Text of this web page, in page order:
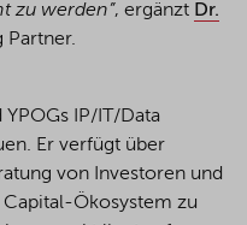
zu werden”, ergänzt Dr.
Partner.
IP/IT/Data
Er verfügt über
von Investoren und
Ökosystem zu